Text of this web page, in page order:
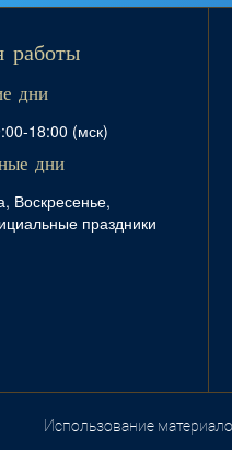
работы
дни
18:00 (мск)
дни
Воскресенье,
праздники
Использование